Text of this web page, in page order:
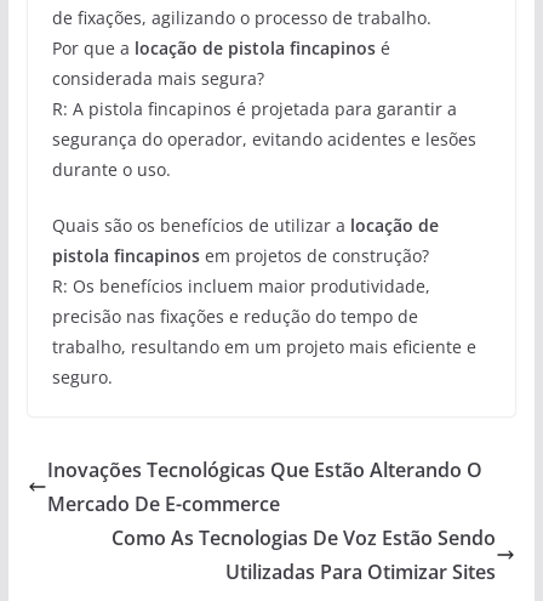
de fixações, agilizando o processo de trabalho.
Por que a locação de pistola fincapinosé
considerada mais segura?
R: A pistola fincapinos é projetada para garantir a
segurança do operador, evitando acidentes e lesões
durante o uso.
Quais são os benefícios de utilizar a locação de
pistola fincapinosem projetos de construção?
R: Os benefícios incluem maior produtividade,
precisão nas fixações e redução do tempo de
trabalho, resultando em um projeto mais eficiente e
seguro.
Inovações Tecnológicas Que Estão Alterando O
Mercado De E-commerce
Como As Tecnologias De Voz Estão Sendo
Utilizadas Para Otimizar Sites